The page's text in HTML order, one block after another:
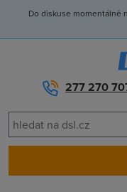
Do diskuse momentálně
277 270